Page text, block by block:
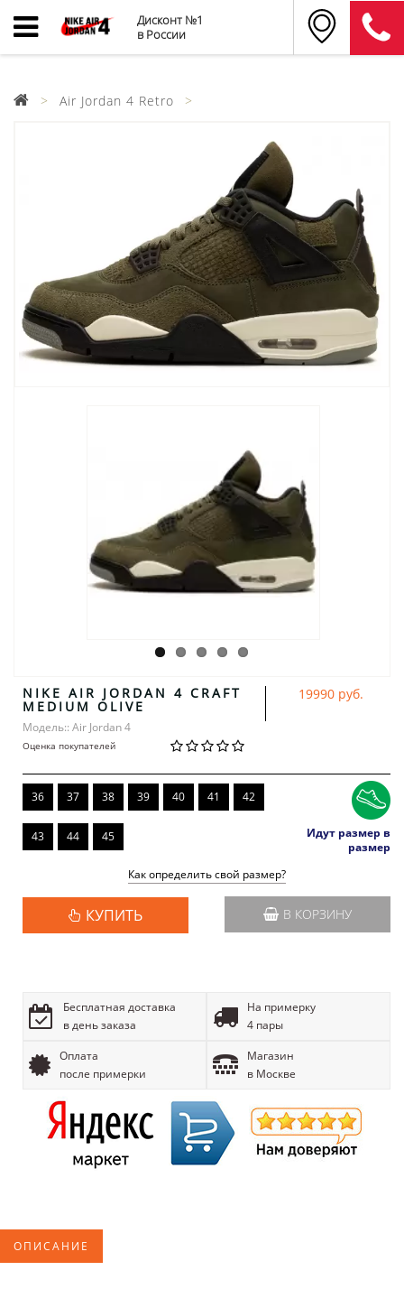
Дисконт №1
в России
Air Jordan 4 Retro
NIKE AIR JORDAN 4 CRAFT
MEDIUM OLIVE
Модель:: Air Jordan 4
Оценка покупателей
19990 руб.
36 37 38 39 40 41 42
43 44 45
Идут размер в
размер
Как определить свой размер?
КУПИТЬ В КОРЗИНУ
Бесплатная доставка
в день заказа
На примерку
4 пары
Оплата
после примерки
Магазин
в Москве
ОПИСАНИЕ